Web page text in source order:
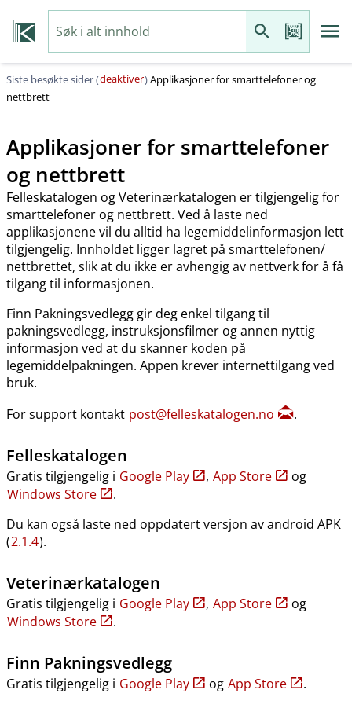
Siste besøkte sider (deaktiver)Applikasjoner for smarttelefoner og
nettbrett
Applikasjoner for smarttelefoner
og nettbrett
Felleskatalogen og Veterinærkatalogen er tilgjengelig for
smarttelefoner og nettbrett. Ved å laste ned
applikasjonene vil du alltid ha legemiddelinformasjon lett
tilgjengelig. Innholdet ligger lagret på smarttelefonen​/​
nettbrettet, slik at du ikke er avhengig av nettverk for å få
tilgang til informasjonen.
Finn Pakningsvedlegg gir deg enkel tilgang til
pakningsvedlegg, instruksjonsfilmer og annen nyttig
informasjon ved at du skanner koden på
legemiddelpakningen. Appen krever internettilgang ved
bruk.
For support kontakt post@felleskatalogen.no .
Felleskatalogen
Gratis tilgjengelig i Google Play , App Store
og
Windows Store
.
Du kan også laste ned oppdatert versjon av android APK
(2.1.4).
Veterinærkatalogen
Gratis tilgjengelig i Google Play , App Store
og
Windows Store
.
Finn Pakningsvedlegg
Gratis tilgjengelig i Google Play og App Store .